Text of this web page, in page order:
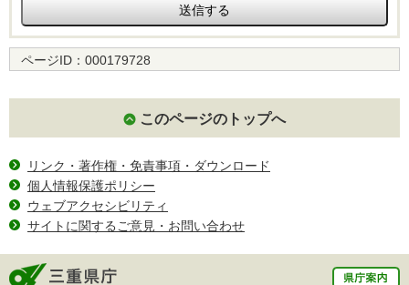
ページID： 000179728
このページのトップへ
リンク・著作権・免責事項・ダウンロード
個人情報保護ポリシー
ウェブアクセシビリティ
サイトに関するご意見・お問い合わせ